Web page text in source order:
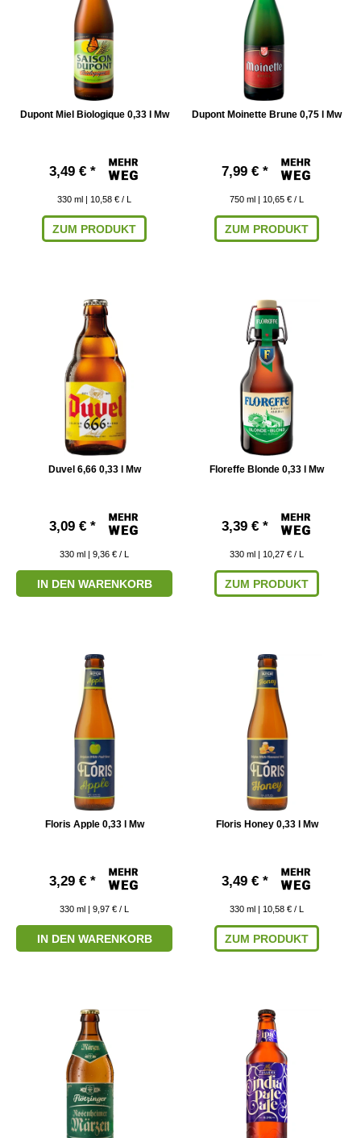
Dupont Miel Biologique 0,33 l Mw
3,49 € *
330 ml | 10,58 € / L
ZUM PRODUKT
Dupont Moinette Brune 0,75 l Mw
7,99 € *
750 ml | 10,65 € / L
ZUM PRODUKT
Duvel 6,66 0,33 l Mw
3,09 € *
330 ml | 9,36 € / L
IN DEN WARENKORB
Floreffe Blonde 0,33 l Mw
3,39 € *
330 ml | 10,27 € / L
ZUM PRODUKT
Floris Apple 0,33 l Mw
3,29 € *
330 ml | 9,97 € / L
IN DEN WARENKORB
Floris Honey 0,33 l Mw
3,49 € *
330 ml | 10,58 € / L
ZUM PRODUKT